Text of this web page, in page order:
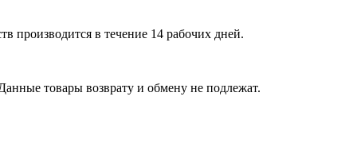
производится в течение 14 рабочих дней.
товары возврату и обмену не подлежат.